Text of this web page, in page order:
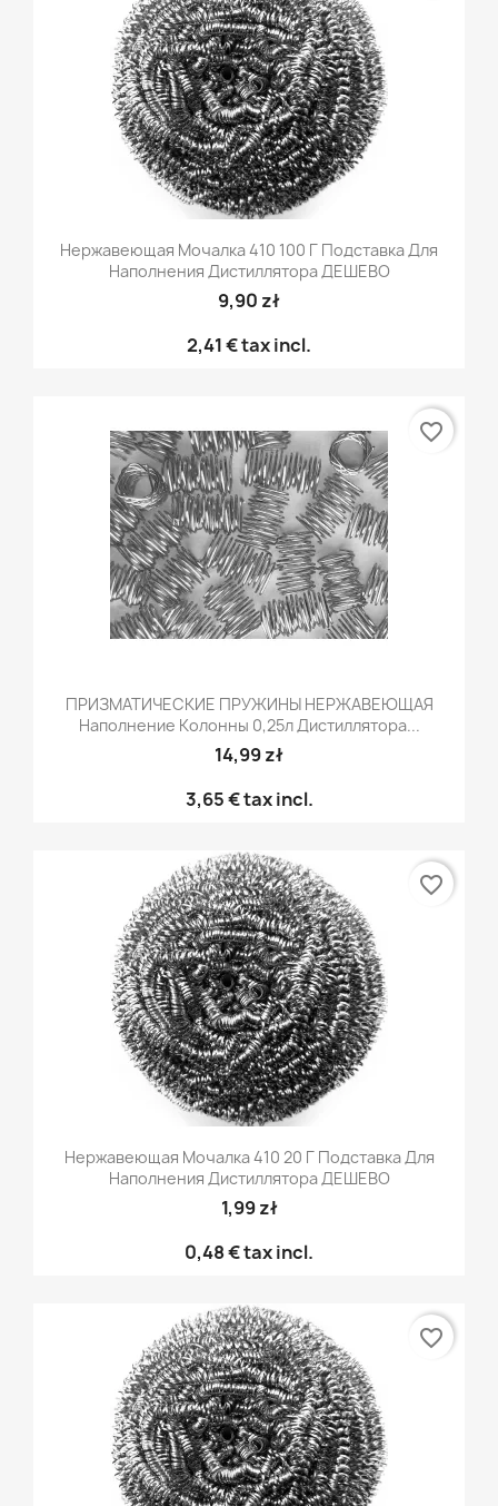
Нержавеющая Мочалка 410 100 Г Подставка Для
Наполнения Дистиллятора ДЕШЕВО
9,90 zł
2,41 €tax incl.
ПРИЗМАТИЧЕСКИЕ ПРУЖИНЫ НЕРЖАВЕЮЩАЯ
Наполнение Колонны 0,25л Дистиллятора...
14,99 zł
3,65 €tax incl.
favorite_border
Нержавеющая Мочалка 410 20 Г Подставка Для
Наполнения Дистиллятора ДЕШЕВО
1,99 zł
0,48 €tax incl.
favorite_border
favorite_border